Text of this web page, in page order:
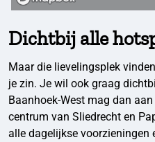
Dichtbij alle
Maar die lievelingsplek
je zin. Je wil ook graag
Baanhoek-West mag dan
centrum van Sliedrecht en
alle dagelijkse voorzieningen